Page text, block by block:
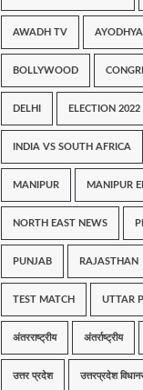
AWADH TV AYODHYA
BOLLYWOOD
DELHI ELECTION 2022
INDIA VS SOUTH AFRICA
MANIPUR MANIPUR
NORTH EAST NEWS
PUNJAB RAJASTHAN
TEST MATCH UTTAR
अंतरराष्ट्रीय अंतर्राष्ट्रीय
उत्तर प्रदेश उत्तरप्रदेश